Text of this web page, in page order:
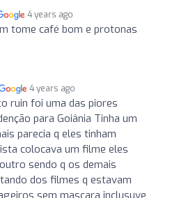
4 years ago
tome café bom e protonas
4 years ago
ruin foi uma das piores
para Goiânia Tinha um
parecia q eles tinham
colocava um filme eles
sendo q os demais
dos filmes q estavam
sem mascara inclusuve